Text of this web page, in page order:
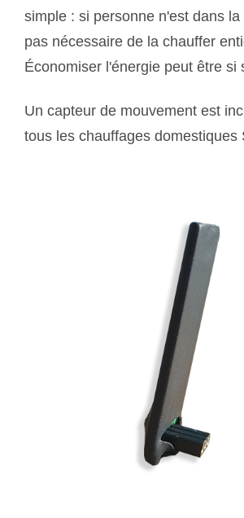
simple : si personne n'est dans
pas nécessaire de la chauffer
Économiser l'énergie peut être si
Un capteur de mouvement est
tous les chauffages domestiques